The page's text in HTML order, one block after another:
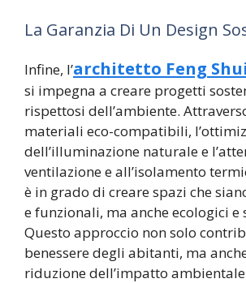
La Garanzia Di Un Design
Infine, l’architetto Feng
si impegna a creare progetti
rispettosi dell’ambiente.
materiali eco-compatibili,
dell’illuminazione naturale e
ventilazione e all’isolamento
è in grado di creare spazi che
e funzionali, ma anche ecologici e
Questo approccio non solo
benessere degli abitanti, ma
riduzione dell’impatto